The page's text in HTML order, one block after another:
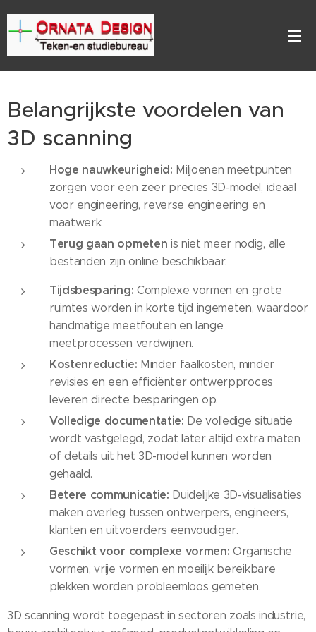
Belangrijkste voordelen van
3D scanning
Hoge nauwkeurigheid: Miljoenen meetpunten
zorgen voor een zeer precies 3D-model, ideaal
voor engineering, reverse engineering en
maatwerk.
Terug gaan opmeten is niet meer nodig, alle
bestanden zijn online beschikbaar.
Tijdsbesparing: Complexe vormen en grote
ruimtes worden in korte tijd ingemeten, waardoor
handmatige meetfouten en lange
meetprocessen verdwijnen.
Kostenreductie: Minder faalkosten, minder
revisies en een efficiënter ontwerpproces
leveren directe besparingen op.
Volledige documentatie: De volledige situatie
wordt vastgelegd, zodat later altijd extra maten
of details uit het 3D-model kunnen worden
gehaald.
Betere communicatie: Duidelijke 3D-visualisaties
maken overleg tussen ontwerpers, engineers,
klanten en uitvoerders eenvoudiger.
Geschikt voor complexe vormen: Organische
vormen, vrije vormen en moeilijk bereikbare
plekken worden probleemloos gemeten.
3D scanning wordt toegepast in sectoren zoals industrie,